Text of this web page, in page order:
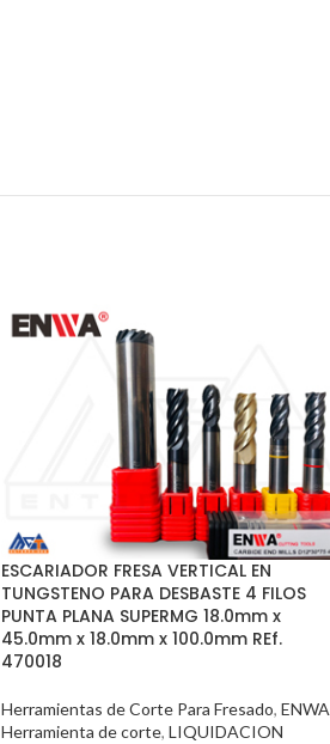
ESCARIADOR FRESA VERTICAL EN
TUNGSTENO PARA DESBASTE 4 FILOS
PUNTA PLANA SUPERMG 18.0mm x
45.0mm x 18.0mm x 100.0mm REf.
470018
Herramientas de Corte Para Fresado, ENWA
Herramienta de corte, LIQUIDACION